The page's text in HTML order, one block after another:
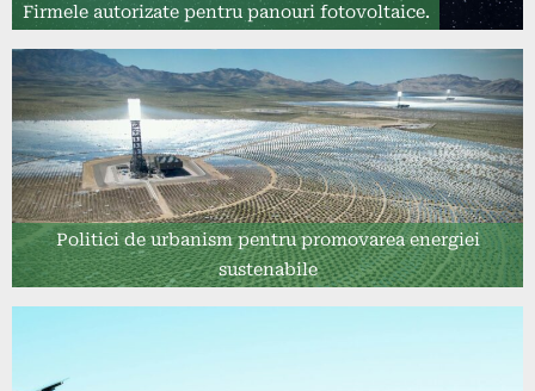
Firmele autorizate pentru panouri fotovoltaice.
Politici de urbanism pentru promovarea energiei
sustenabile